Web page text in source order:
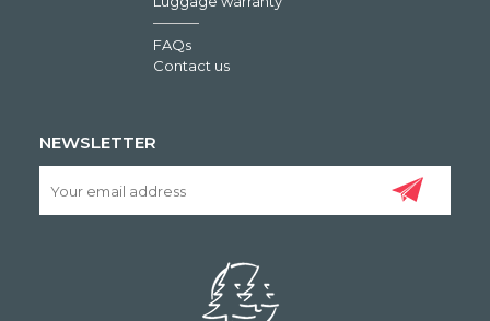
FAQs
Contact us
NEWSLETTER